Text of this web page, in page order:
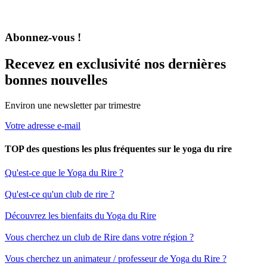
Abonnez-vous !
Recevez en exclusivité nos dernières
bonnes nouvelles
Environ une newsletter par trimestre
Votre adresse e-mail
TOP des questions les plus fréquentes sur le yoga du rire
Qu'est-ce que le Yoga du Rire ?
Qu'est-ce qu'un club de rire ?
Découvrez les bienfaits du Yoga du Rire
Vous cherchez un club de Rire dans votre région ?
Vous cherchez un animateur / professeur de Yoga du Rire ?